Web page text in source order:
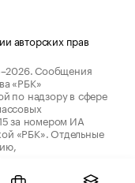
авторских прав
Сообщения
«РБК»
по надзору в сфере
за номером ИА
«РБК». Отдельные